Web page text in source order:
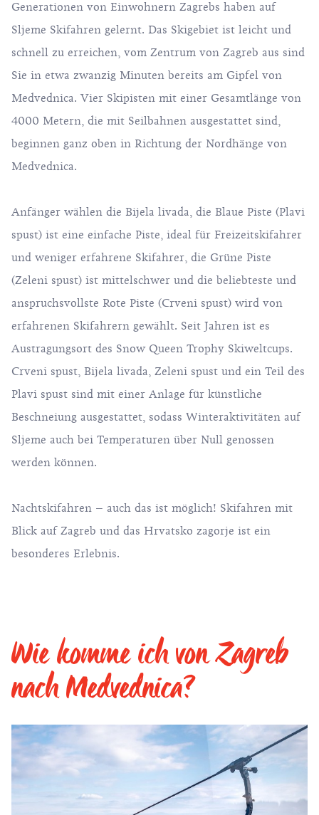
Generationen von Einwohnern Zagrebs haben auf
Sljeme Skifahren gelernt. Das Skigebiet ist leicht und
schnell zu erreichen, vom Zentrum von Zagreb aus sind
Sie in etwa zwanzig Minuten bereits am Gipfel von
Medvednica. Vier Skipisten mit einer Gesamtlänge von
4000 Metern, die mit Seilbahnen ausgestattet sind,
beginnen ganz oben in Richtung der Nordhänge von
Medvednica.
Anfänger wählen die Bijela livada, die Blaue Piste (Plavi
spust) ist eine einfache Piste, ideal für Freizeitskifahrer
und weniger erfahrene Skifahrer, die Grüne Piste
(Zeleni spust) ist mittelschwer und die beliebteste und
anspruchsvollste Rote Piste (Crveni spust) wird von
erfahrenen Skifahrern gewählt. Seit Jahren ist es
Austragungsort des Snow Queen Trophy Skiweltcups.
Crveni spust, Bijela livada, Zeleni spust und ein Teil des
Plavi spust sind mit einer Anlage für künstliche
Beschneiung ausgestattet, sodass Winteraktivitäten auf
Sljeme auch bei Temperaturen über Null genossen
werden können.
Nachtskifahren – auch das ist möglich! Skifahren mit
Blick auf Zagreb und das Hrvatsko zagorje ist ein
besonderes Erlebnis.
Wie komme ich von Zagreb
nach Medvednica?